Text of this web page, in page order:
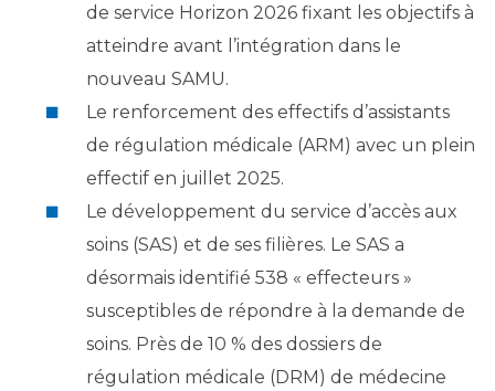
de service Horizon 2026 fixant les objectifs à
atteindre avant l’intégration dans le
nouveau SAMU.
Le renforcement des effectifs d’assistants
de régulation médicale (ARM) avec un plein
effectif en juillet 2025.
Le développement du service d’accès aux
soins (SAS) et de ses filières. Le SAS a
désormais identifié 538 « effecteurs »
susceptibles de répondre à la demande de
soins. Près de 10 % des dossiers de
régulation médicale (DRM) de médecine